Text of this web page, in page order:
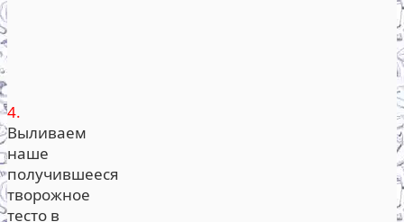
4.
Выливаем
наше
получившееся
творожное
тесто в